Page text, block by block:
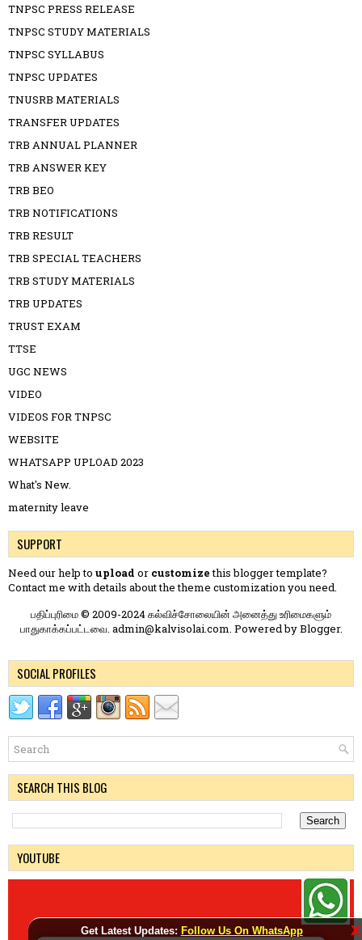
Get Latest Updates: Follow Us On WhatsApp X
TNPSC PRESS RELEASE
TNPSC STUDY MATERIALS
TNPSC SYLLABUS
TNPSC UPDATES
TNUSRB MATERIALS
TRANSFER UPDATES
TRB ANNUAL PLANNER
TRB ANSWER KEY
TRB BEO
TRB NOTIFICATIONS
TRB RESULT
TRB SPECIAL TEACHERS
TRB STUDY MATERIALS
TRB UPDATES
TRUST EXAM
TTSE
UGC NEWS
VIDEO
VIDEOS FOR TNPSC
WEBSITE
WHATSAPP UPLOAD 2023
What's New.
maternity leave
SUPPORT
Need our help to upload or customizethis blogger template?
Contact me with details about the theme customization you need.
பதிப்புரிமை © 2009-2024 கல்விச்சோலையின் அனைத்து உரிமைகளும்
பாதுகாக்கப்பட்டவை. admin@kalvisolai.com. Powered byBlogger.
SOCIAL PROFILES
SEARCH THIS BLOG
YOUTUBE